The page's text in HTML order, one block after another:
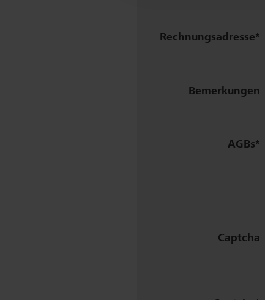
Rechnungs­adresse
Bemerkungen
AGBs
Captcha